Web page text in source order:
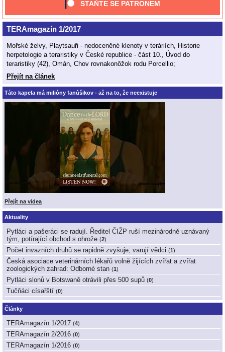
STAŇTE SE PATRONEM
TERAmagazín 1/2017
Mořské želvy, Playtsauři - nedoceněné klenoty v teráriích, Historie
herpetologie a teraristiky v České republice - část 10., Úvod do
teraristiky (42), Omán, Chov rovnakonôžok rodu Porcellio;
Přejít na článek
Táto kapela má milióny fanúšikov - až na to, že neexistuje
Přejít na videa
Aktuality
Pytláci a pašeráci se radují. Ředitel ČIŽP ruší mezinárodně uznávaný
tým, potírající obchod s ohrože (2)
Počet invazních druhů se rapidně zvyšuje, varují vědci (1 )
Česká asociace veterinárních lékařů volně žijících zvířat a zvířat
zoologických zahrad: Odborné stan (1 )
Pytláci slonů v Botswaně otrávili přes 500 supů (0)
Tučňáci císařští (0)
Články
TERAmagazín 1/2017 (4)
TERAmagazín 2/2016 (0)
TERAmagazín 1/2016 (0)